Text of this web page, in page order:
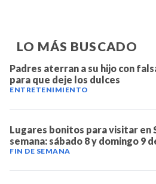
LO MÁS BUSCADO
Padres aterran a su hijo con
para que deje los dulces
ENTRETENIMIENTO
Lugares bonitos para visitar en
semana: sábado 8 y domingo 9
FIN DE SEMANA